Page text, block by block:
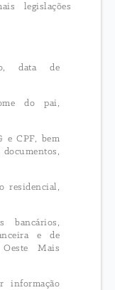
legislações
data de
do pai,
e CPF, bem
residencial,
bancários,
e de
Mais
informação